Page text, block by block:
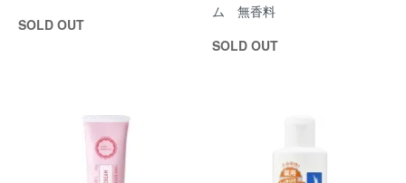
SOLD OUT
ム 無香料
SOLD OUT